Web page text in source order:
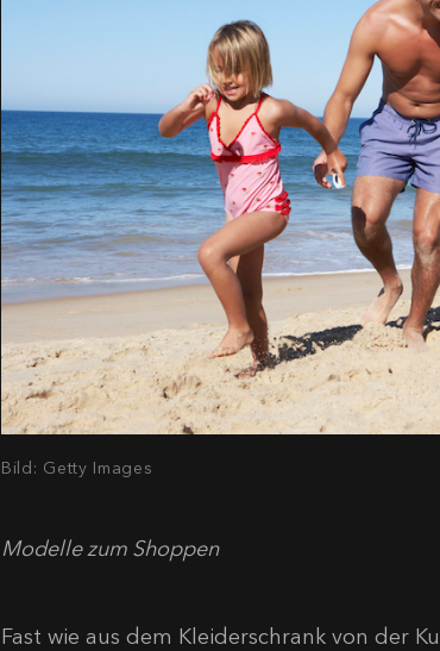
Bild: Getty Images
Modelle zum Shoppen
Fast wie aus dem Kleiderschrank von der